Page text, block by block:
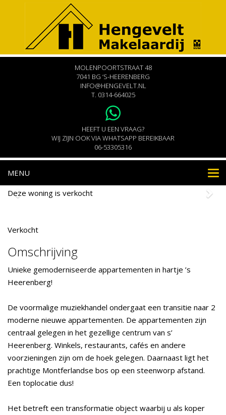
MOLENPOORTSTRAAT 48
7041 BG ‘S-HEERENBERG
INFO@HENGEVELT.NL
T. 0314-664025
HEEFT U EEN VRAAG?
WIJ ZIJN OOK VIA WHATSAPP BEREIKBAAR
06-53305316
MENU
Deze woning is verkocht
Verkocht
Omschrijving
Unieke gemoderniseerde appartementen in hartje ’s
Heerenberg!
De voormalige muziekhandel ondergaat een transitie naar 2
moderne nieuwe appartementen. De appartementen zijn
centraal gelegen in het gezellige centrum van s’
Heerenberg. Winkels, restaurants, cafés en andere
voorzieningen zijn om de hoek gelegen. Daarnaast ligt het
prachtige Montferlandse bos op een steenworp afstand.
Een toplocatie dus!
Het betreft een transformatie object waarbij u als koper